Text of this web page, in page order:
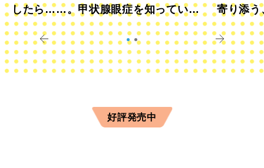
したら……。甲状腺眼症を知っていま
すか？
寄り添う
きに
好評発売中